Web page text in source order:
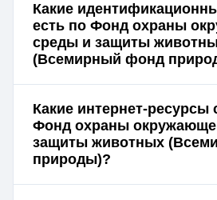
Какие
есть по Фонд охраны
среды и защиты
(Всемирный фонд
Какие интернет-ресурсы
Фонд охраны
защиты животных
природы)?